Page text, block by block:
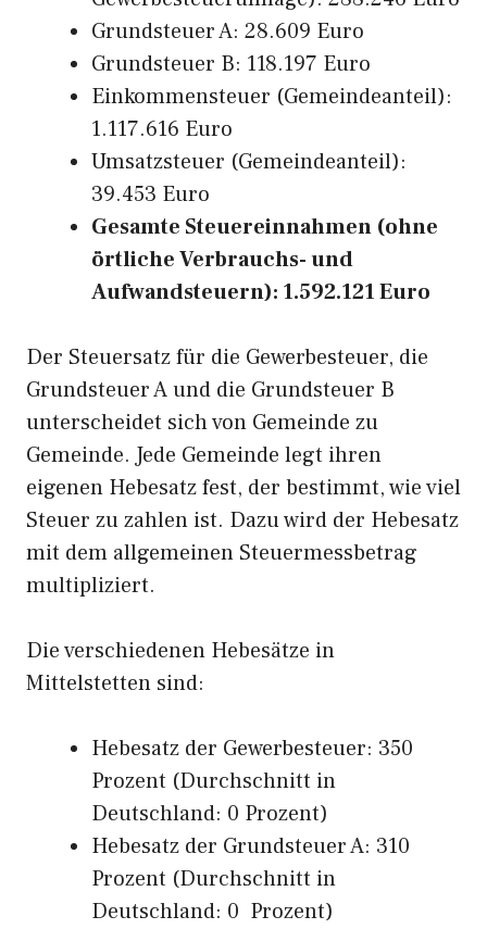
Grundsteuer A: 28.609 Euro
Grundsteuer B: 118.197 Euro
Einkommensteuer (Gemeindeanteil):
1.117.616 Euro
Umsatzsteuer (Gemeindeanteil):
39.453 Euro
Gesamte Steuereinnahmen (ohne
örtliche Verbrauchs- und
Aufwandsteuern): 1.592.121 Euro
Der Steuersatz für die Gewerbesteuer, die
Grundsteuer A und die Grundsteuer B
unterscheidet sich von Gemeinde zu
Gemeinde. Jede Gemeinde legt ihren
eigenen Hebesatz fest, der bestimmt, wie viel
Steuer zu zahlen ist. Dazu wird der Hebesatz
mit dem allgemeinen Steuermessbetrag
multipliziert.
Die verschiedenen Hebesätze in
Mittelstetten sind:
Hebesatz der Gewerbesteuer: 350
Prozent (Durchschnitt in
Deutschland: 0 Prozent)
Hebesatz der Grundsteuer A: 310
Prozent (Durchschnitt in
Deutschland: 0 Prozent)